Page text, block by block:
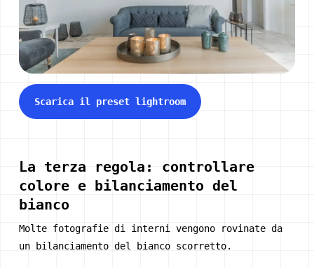
Scarica il preset lightroom
La terza regola: controllare
colore e bilanciamento del
bianco
Molte fotografie di interni vengono rovinate da
un bilanciamento del bianco scorretto.